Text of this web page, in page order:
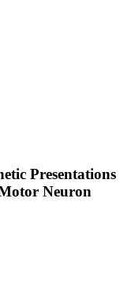
Presentations
Neuron